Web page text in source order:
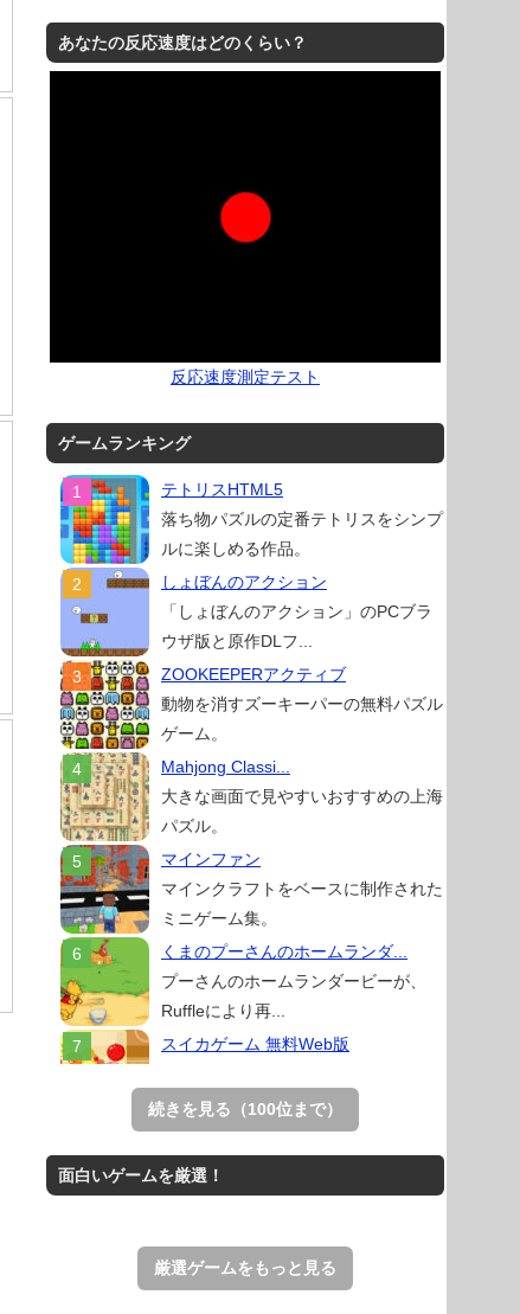
あなたの反応速度はどのくらい？
反応速度測定テスト
ゲームランキング
テトリスHTML5
落ち物パズルの定番テトリスをシンプ
ルに楽しめる作品。
しょぼんのアクション
「しょぼんのアクション」のPCブラ
ウザ版と原作DLフ...
ZOOKEEPERアクティブ
動物を消すズーキーパーの無料パズル
ゲーム。
Mahjong Classi...
大きな画面で見やすいおすすめの上海
パズル。
マインファン
マインクラフトをベースに制作された
ミニゲーム集。
くまのプーさんのホームランダ...
プーさんのホームランダービーが、
Ruffleにより再...
スイカゲーム 無料Web版
無料Web版。
Mahjong Real
リアルな麻雀牌を使う18種類の上海
ゲーム。
王国を構築していく放置系のシミュレ
ーションゲーム。
続きを見る（100位まで）
面白いゲームを厳選！
厳選ゲームをもっと見る